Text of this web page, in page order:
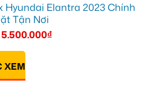
Hyundai Elantra 2023 Chính
Tận Nơi
5.500.000₫
XEM